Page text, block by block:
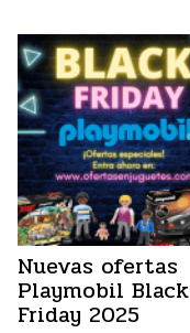
Nuevas ofertas
Playmobil Black
Friday 2025